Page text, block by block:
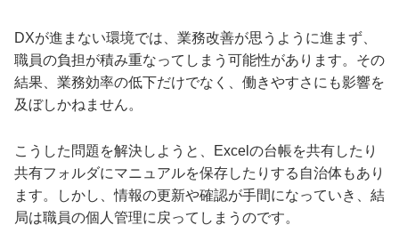
DXが進まない環境では、業務改善が思うように進まず、
職員の負担が積み重なってしまう可能性があります。その
結果、業務効率の低下だけでなく、働きやすさにも影響を
及ぼしかねません。
こうした問題を解決しようと、Excelの台帳を共有したり
共有フォルダにマニュアルを保存したりする自治体もあり
ます。しかし、情報の更新や確認が手間になっていき、結
局は職員の個人管理に戻ってしまうのです。